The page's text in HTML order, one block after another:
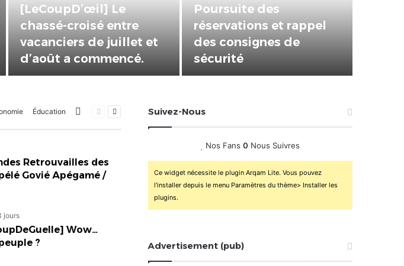
établissements privés
autorisés pour la
rentrée 2026-2027, 160
restés sur la touche
bilan positif qui
prépare le terrain pour
la Foire Internationale
de Lomé
Éducation MorePagePage
Retrouvailles des
Govié Apégamé /
jours
Wow…
?
Suivez-Nous
Nos Fans 0 Nous Suivres
Ce widget nécessite le plugin Arqam Lite. Vous pouvez
l'installer depuis le menu Paramètres du thème> Installer les
plugins.
Advertisement (pub)